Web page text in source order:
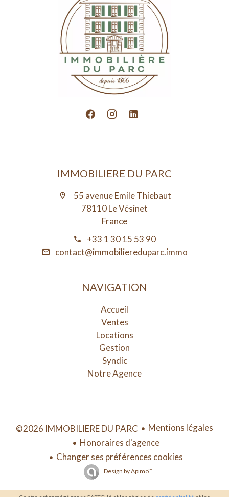
IMMOBILIERE DU PARC
55 avenue Emile Thiebaut
78110 Le Vésinet
France
+33 1 30 15 53 90
contact@immobiliereduparc.immo
NAVIGATION
Accueil
Ventes
Locations
Gestion
Syndic
Notre Agence
©2026 IMMOBILIERE DU PARC
Mentions légales
Honoraires d'agence
Changer ses préférences cookies
Design byApimo™